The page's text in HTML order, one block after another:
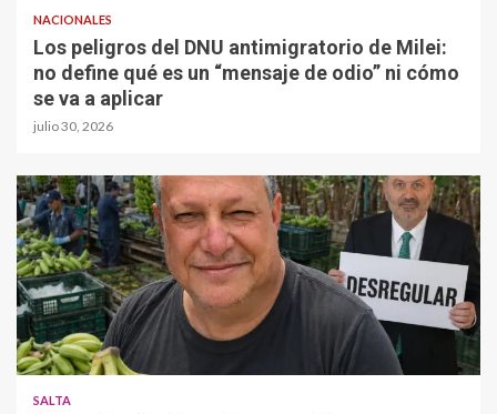
NACIONALES
Los peligros del DNU antimigratorio de Milei:
no define qué es un “mensaje de odio” ni cómo
se va a aplicar
julio 30, 2026
SALTA